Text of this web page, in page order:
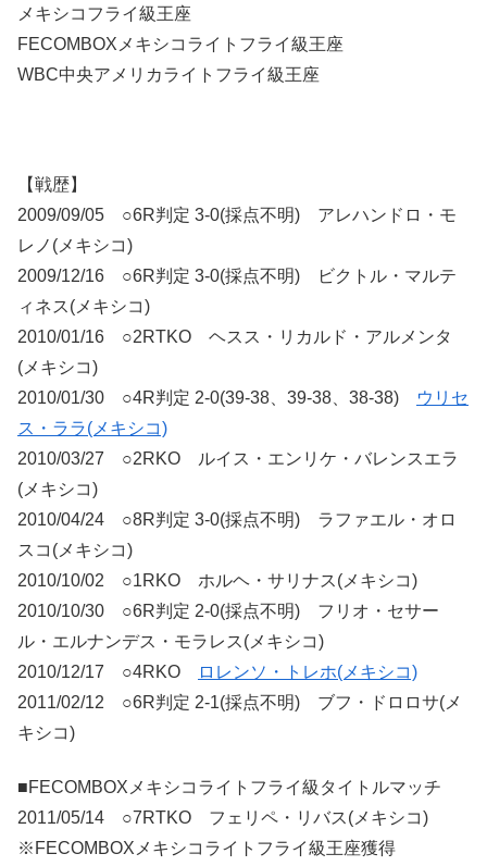
メキシコフライ級王座
FECOMBOXメキシコライトフライ級王座
WBC中央アメリカライトフライ級王座
【戦歴】
2009/09/05 ○6R判定 3-0(採点不明) アレハンドロ・モ
レノ(メキシコ)
2009/12/16 ○6R判定 3-0(採点不明) ビクトル・マルテ
ィネス(メキシコ)
2010/01/16 ○2RTKO ヘスス・リカルド・アルメンタ
(メキシコ)
2010/01/30 ○4R判定 2-0(39-38、39-38、38-38)
ウリセ
ス・ララ(メキシコ)
2010/03/27 ○2RKO ルイス・エンリケ・バレンスエラ
(メキシコ)
2010/04/24 ○8R判定 3-0(採点不明) ラファエル・オロ
スコ(メキシコ)
2010/10/02 ○1RKO ホルヘ・サリナス(メキシコ)
2010/10/30 ○6R判定 2-0(採点不明) フリオ・セサー
ル・エルナンデス・モラレス(メキシコ)
2010/12/17 ○4RKO
ロレンソ・トレホ(メキシコ)
2011/02/12 ○6R判定 2-1(採点不明) ブフ・ドロロサ(メ
キシコ)
■FECOMBOXメキシコライトフライ級タイトルマッチ
2011/05/14 ○7RTKO フェリペ・リバス(メキシコ)
※FECOMBOXメキシコライトフライ級王座獲得